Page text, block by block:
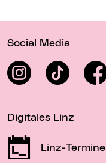
Social Media
InstagramTikTok
Digitales Linz
Linz-Termine